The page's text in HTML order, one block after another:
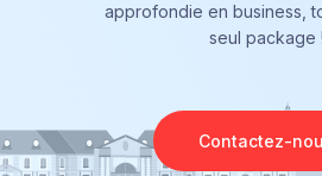
approfondie en business,
seul package !
Contactez-